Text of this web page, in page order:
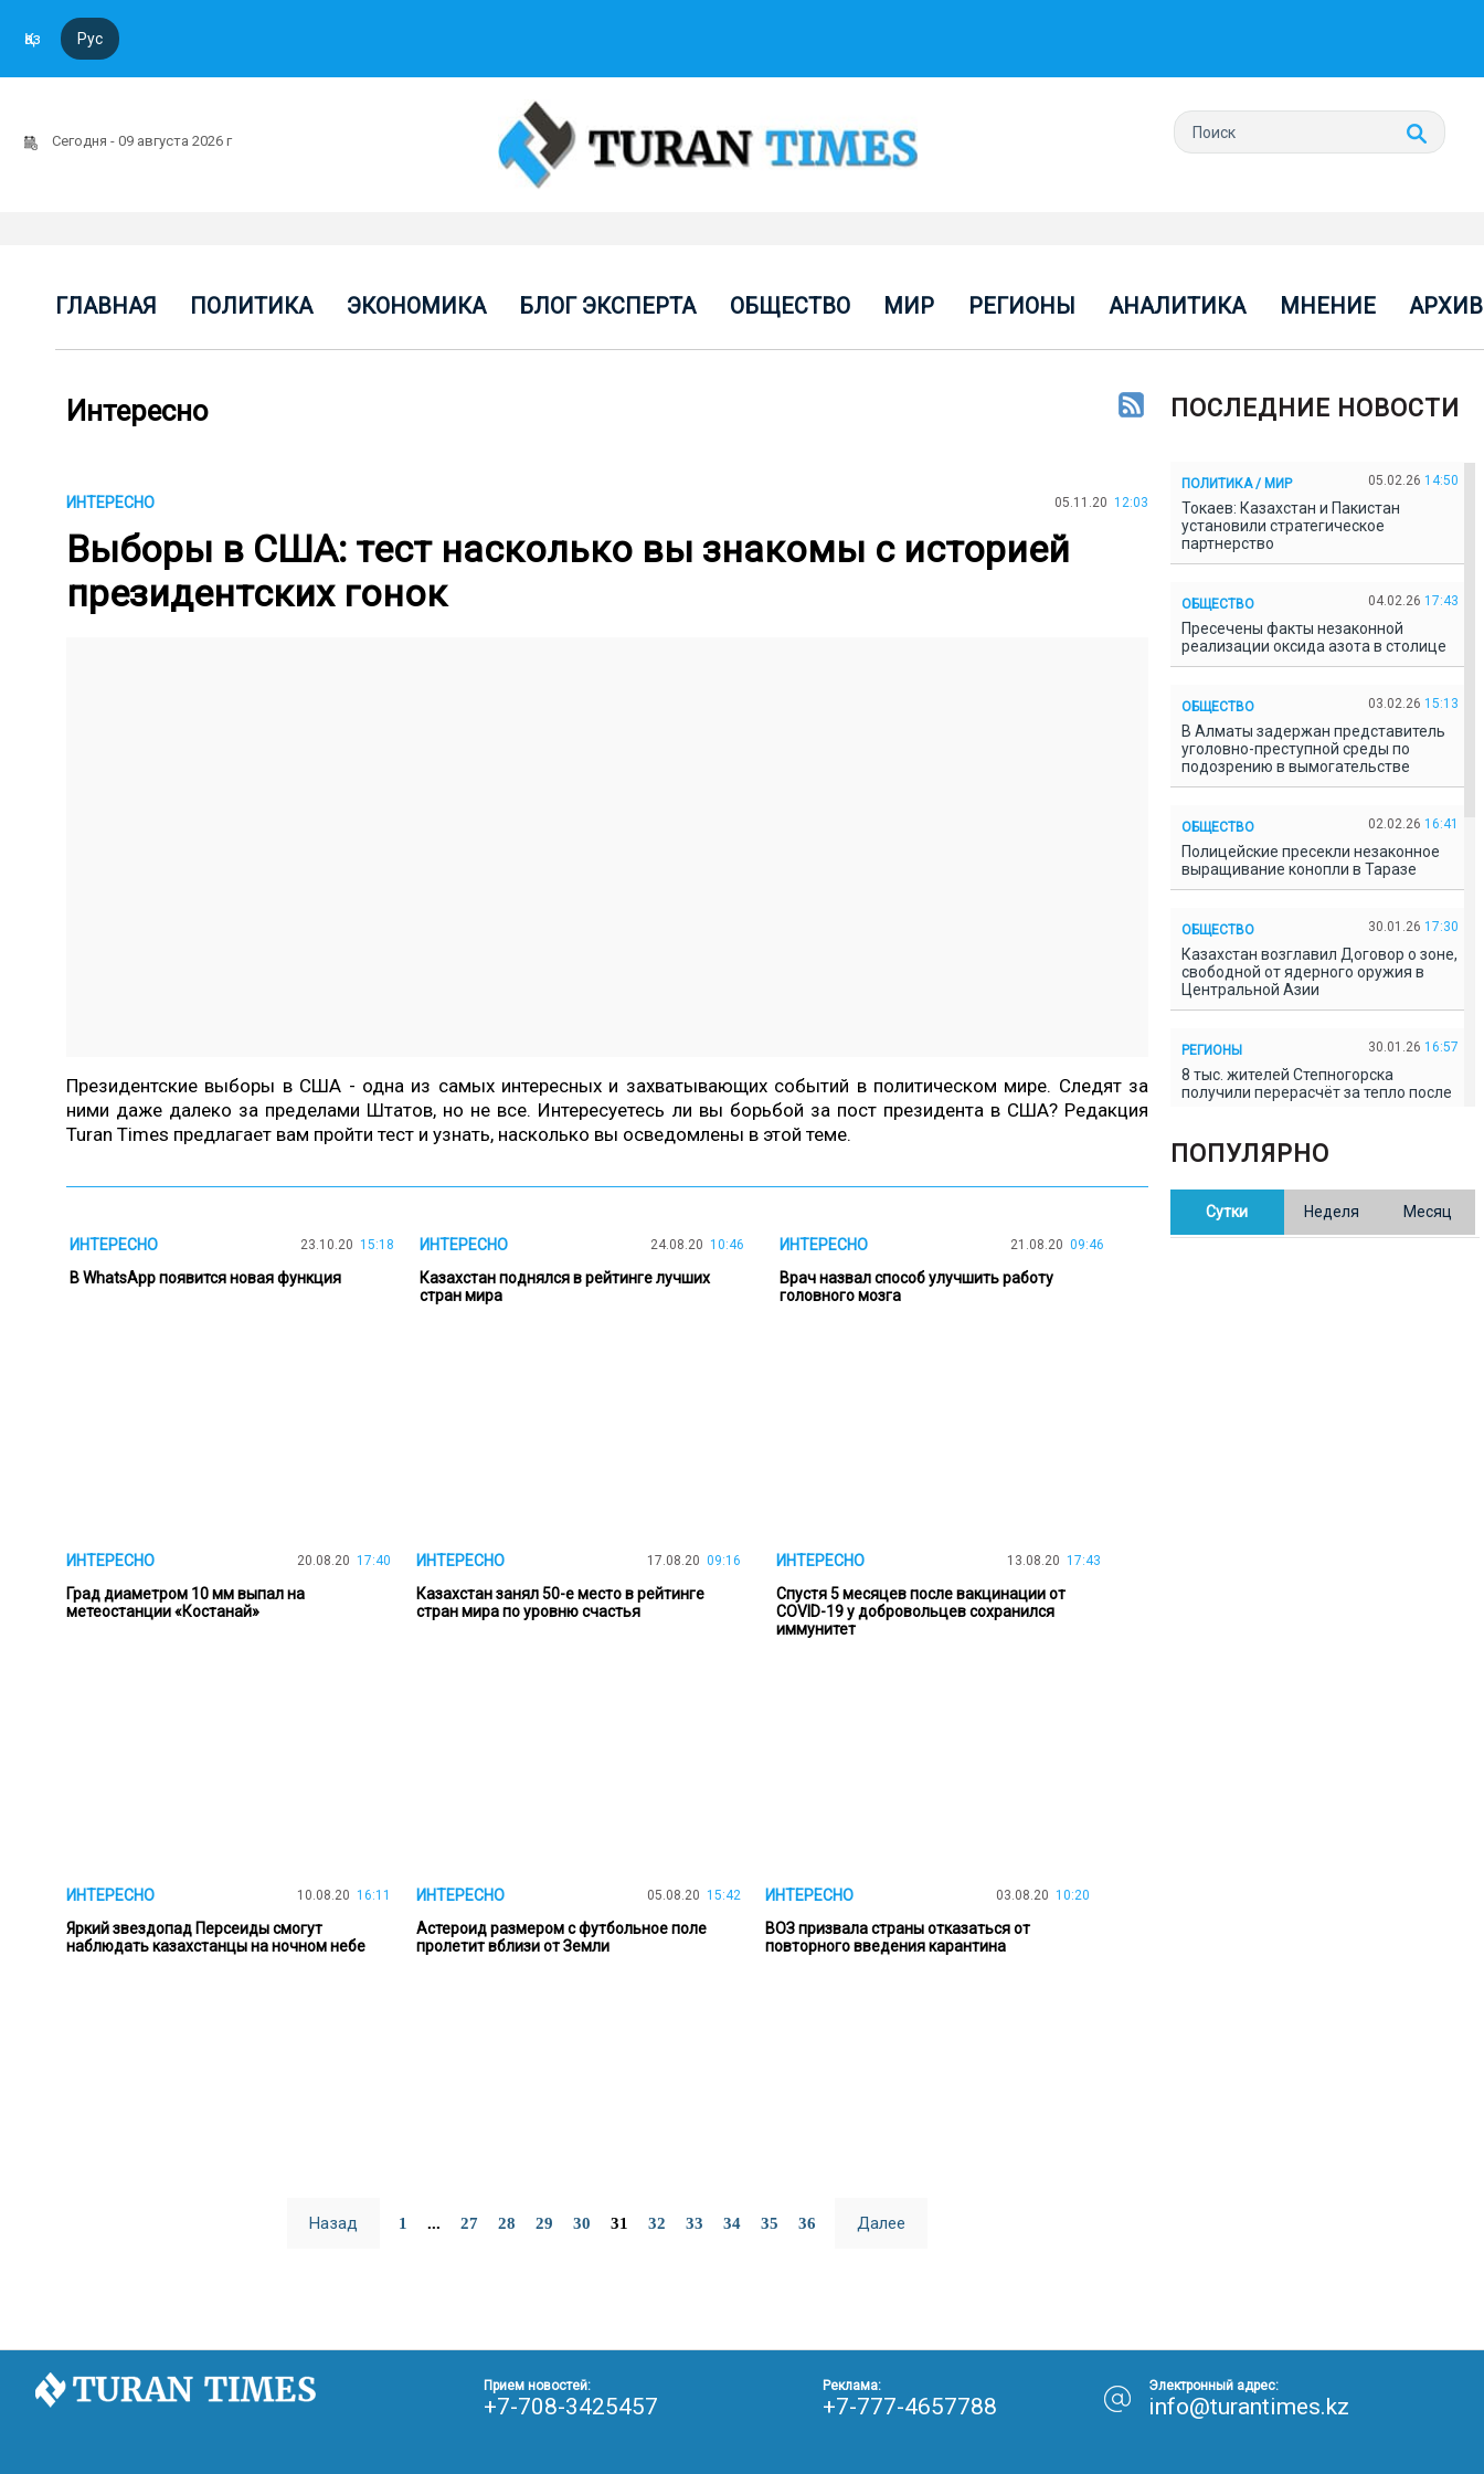
Қаз Рус
Сегодня - 09 августа 2026 г
ГЛАВНАЯ ПОЛИТИКА ЭКОНОМИКА БЛОГ ЭКСПЕРТА ОБЩЕСТВО МИР РЕГИОНЫ АНАЛИТИКА МНЕНИЕ АРХИВ
Интересно
ИНТЕРЕСНО 05.11.20 12:03
Выборы в США: тест насколько вы знакомы с историей
президентских гонок
Президентские выборы в США - одна из самых интересных и захватывающих событий в политическом мире. Следят за
ними даже далеко за пределами Штатов, но не все. Интересуетесь ли вы борьбой за пост президента в США? Редакция
Turan Times предлагает вам пройти тест и узнать, насколько вы осведомлены в этой теме.
ИНТЕРЕСНО 23.10.20 15:18
В WhatsApp появится новая функция
ИНТЕРЕСНО 24.08.20 10:46
Казахстан поднялся в рейтинге лучших
стран мира
ИНТЕРЕСНО 21.08.20 09:46
Врач назвал способ улучшить работу
головного мозга
ИНТЕРЕСНО 20.08.20 17:40
Град диаметром 10 мм выпал на
метеостанции «Костанай»
ИНТЕРЕСНО 17.08.20 09:16
Казахстан занял 50-е место в рейтинге
стран мира по уровню счастья
ИНТЕРЕСНО 13.08.20 17:43
Спустя 5 месяцев после вакцинации от
COVID-19 у добровольцев сохранился
иммунитет
ИНТЕРЕСНО 10.08.20 16:11
Яркий звездопад Персеиды смогут
наблюдать казахстанцы на ночном небе
ИНТЕРЕСНО 05.08.20 15:42
Астероид размером с футбольное поле
пролетит вблизи от Земли
ИНТЕРЕСНО 03.08.20 10:20
ВОЗ призвала страны отказаться от
повторного введения карантина
Назад 1 ... 27 28 29 30 31 32 33 34 35 36 Далее
ПОСЛЕДНИЕ НОВОСТИ
ПОЛИТИКА / МИР 05.02.26 14:50
Токаев: Казахстан и Пакистан
установили стратегическое
партнерство
ОБЩЕСТВО 04.02.26 17:43
Пресечены факты незаконной
реализации оксида азота в столице
ОБЩЕСТВО 03.02.26 15:13
В Алматы задержан представитель
уголовно-преступной среды по
подозрению в вымогательстве
ОБЩЕСТВО 02.02.26 16:41
Полицейские пресекли незаконное
выращивание конопли в Таразе
ОБЩЕСТВО 30.01.26 17:30
Казахстан возглавил Договор о зоне,
свободной от ядерного оружия в
Центральной Азии
РЕГИОНЫ 30.01.26 16:57
8 тыс. жителей Степногорска
получили перерасчёт за тепло после
В Казахстане готовят новую
редакцию Конституции: меняется
ПОПУЛЯРНО
Сутки Неделя Месяц
Прием новостей:
+7-708-3425457
Реклама:
+7-777-4657788
Электронный адрес:
info@turantimes.kz